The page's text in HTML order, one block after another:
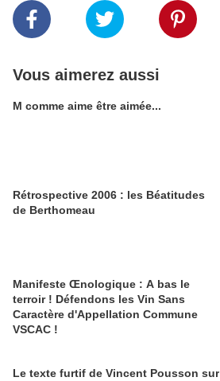
Vous aimerez aussi
M comme aime être aimée...
Rétrospective 2006 : les Béatitudes
de Berthomeau
Manifeste Œnologique : A bas le
terroir ! Défendons les Vin Sans
Caractère d'Appellation Commune
VSCAC !
Le texte furtif de Vincent Pousson sur